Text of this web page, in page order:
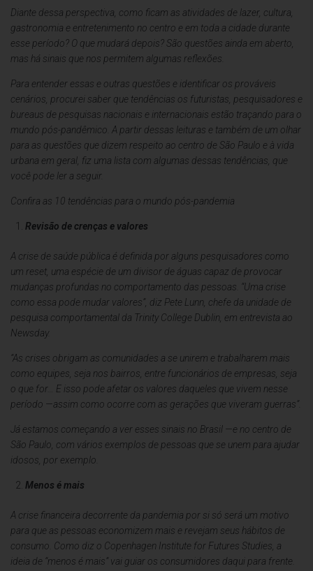
Diante dessa perspectiva, como ficam as atividades de lazer, cultura,
gastronomia e entretenimento no centro e em toda a cidade durante
esse período? O que mudará depois? São questões ainda em aberto,
mas há sinais que nos permitem algumas reflexões.
Para entender essas e outras questões e identificar os prováveis
cenários, procurei saber que tendências os futuristas, pesquisadores e
bureaus de pesquisas nacionais e internacionais estão traçando para o
mundo pós-pandêmico. A partir dessas leituras e também de um olhar
para as questões que dizem respeito ao centro de São Paulo e à vida
urbana em geral, fiz uma lista com algumas dessas tendências, que
você pode ler a seguir.
Confira as 10 tendências para o mundo pós-pandemia
Revisão de crenças e valores
A crise de saúde pública é definida por alguns pesquisadores como
um reset, uma espécie de um divisor de águas capaz de provocar
mudanças profundas no comportamento das pessoas. “Uma crise
como essa pode mudar valores”, diz Pete Lunn, chefe da unidade de
pesquisa comportamental da Trinity College Dublin, em entrevista ao
Newsday.
“As crises obrigam as comunidades a se unirem e trabalharem mais
como equipes, seja nos bairros, entre funcionários de empresas, seja
o que for… E isso pode afetar os valores daqueles que vivem nesse
período —assim como ocorre com as gerações que viveram guerras”.
Já estamos começando a ver esses sinais no Brasil —e no centro de
São Paulo, com vários exemplos de pessoas que se unem para ajudar
idosos, por exemplo.
Menos é mais
A crise financeira decorrente da pandemia por si só será um motivo
para que as pessoas economizem mais e revejam seus hábitos de
consumo. Como diz o Copenhagen Institute for Futures Studies, a
ideia de “menos é mais” vai guiar os consumidores daqui para frente.